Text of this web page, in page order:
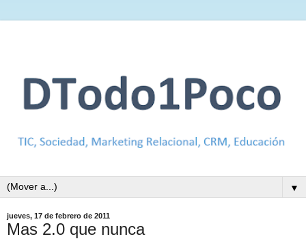
▼
jueves, 17 de febrero de 2011
Mas 2.0 que nunca